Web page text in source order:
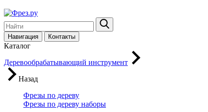
Навигация Контакты
Каталог
Деревообрабатывающий инструмент
Назад
Фрезы по дереву
Фрезы по дереву наборы